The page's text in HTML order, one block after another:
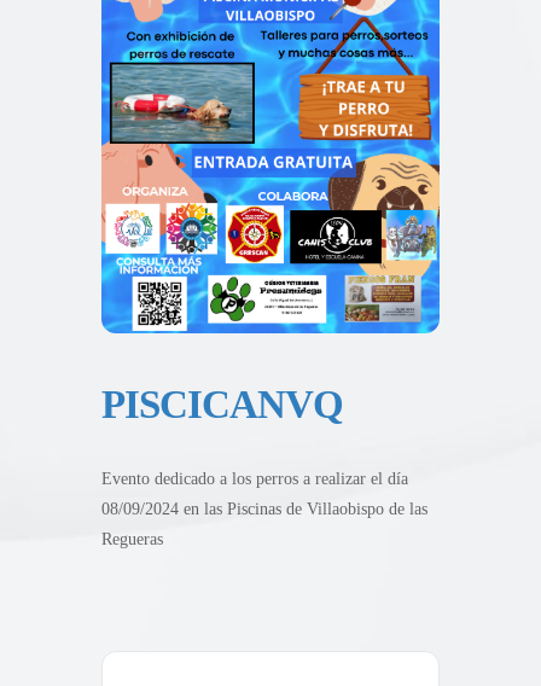
PISCICANVQ
Evento dedicado a los perros a realizar el día
08/09/2024 en las Piscinas de Villaobispo de las
Regueras